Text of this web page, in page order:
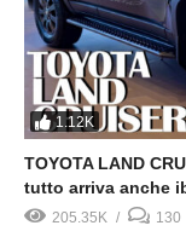
1.12K
TOYOTA LAND
tutto arriva anche
205.35K 130